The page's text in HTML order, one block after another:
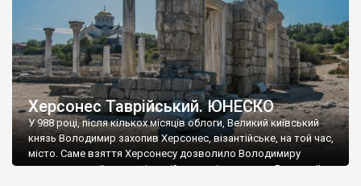
Херсонес Таврійський. ЮНЕСКО
У 988 році, після кількох місяців облоги, Великий київський
князь Володимир захопив Херсонес, візантійське, на той час,
місто. Саме взяття Херсонесу дозволило Володимиру
диктувати свої умови візантійському імператору Василю ІІ, та